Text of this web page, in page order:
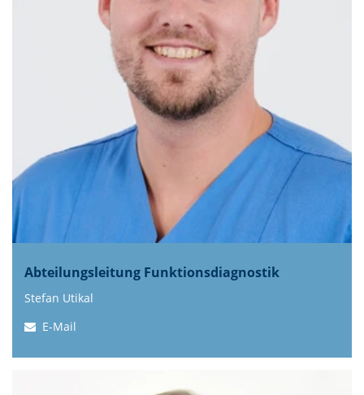
Abteilungsleitung Funktionsdiagnostik
Stefan Utikal
E-Mail